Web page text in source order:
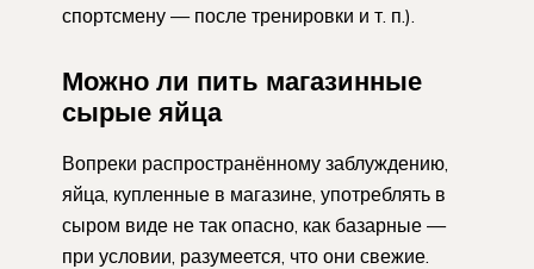
спортсмену — после тренировки и т. п.).
Можно ли пить магазинные
сырые яйца
Вопреки распространённому заблуждению,
яйца, купленные в магазине, употреблять в
сыром виде не так опасно, как базарные —
при условии, разумеется, что они свежие.